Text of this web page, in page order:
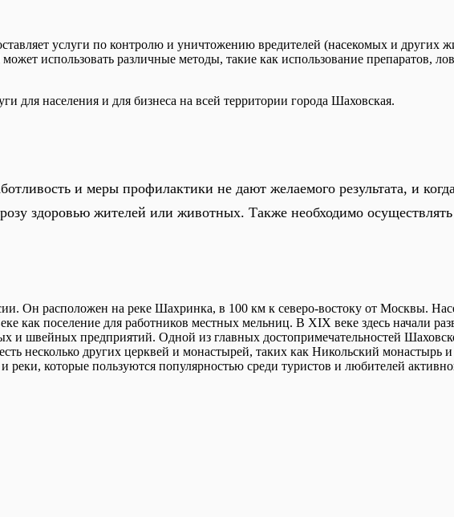
услуги по контролю и уничтожению вредителей (насекомых и других
использовать различные методы, такие как использование препаратов,
для населения и для бизнеса на всей территории города Шаховская.
и меры профилактики не дают желаемого результата, и
здоровью жителей или животных. Также необходимо
Он расположен на реке Шахринка, в 100 км к северо-востоку от Москвы.
как поселение для работников местных мельниц. В XIX веке здесь начали
и швейных предприятий. Одной из главных достопримечательностей
несколько других церквей и монастырей, таких как Никольский монастырь
которые пользуются популярностью среди туристов и любителей